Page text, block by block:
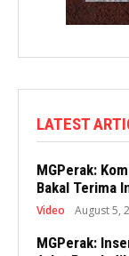
LATEST
MGPerak:
Bakal Terima
Video August 5,
MGPerak: